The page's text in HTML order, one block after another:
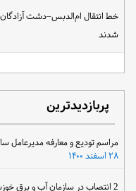
خط انتقال ام‌الدبس–دشت آزادگان
شدند
پربازدیدترین
مراسم تودیع و معارفه مدیرعامل
۲۸ اسفند ۱۴۰۰